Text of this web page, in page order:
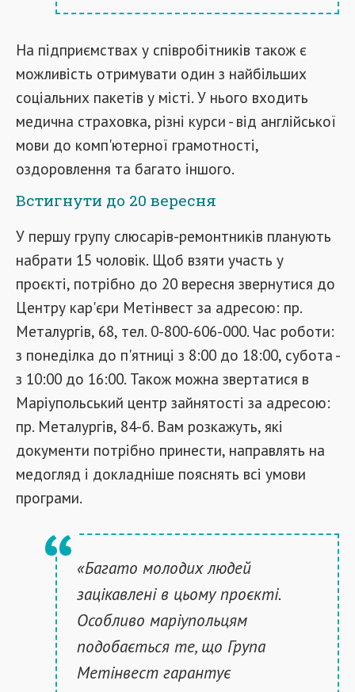
На підприємствах у співробітників також є
можливість отримувати один з найбільших
соціальних пакетів у місті. У нього входить
медична страховка, різні курси - від англійської
мови до комп'ютерної грамотності,
оздоровлення та багато іншого.
Встигнути до 20 вересня
У першу групу слюсарів-ремонтників планують
набрати 15 чоловік. Щоб взяти участь у
проєкті, потрібно до 20 вересня звернутися до
Центру кар'єри Метінвест за адресою: пр.
Металургів, 68, тел. 0-800-606-000. Час роботи:
з понеділка до п'ятниці з 8:00 до 18:00, субота -
з 10:00 до 16:00. Також можна звертатися в
Маріупольський центр зайнятості за адресою:
пр. Металургів, 84-б. Вам розкажуть, які
документи потрібно принести, направлять на
медогляд і докладніше пояснять всі умови
програми.
«Багато молодих людей
зацікавлені в цьому проєкті.
Особливо маріупольцям
подобається те, що Група
Метінвест гарантує